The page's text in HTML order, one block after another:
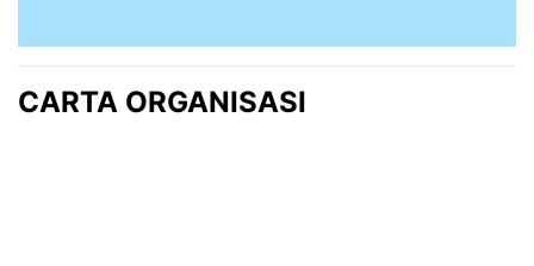
CARTA ORGANISASI